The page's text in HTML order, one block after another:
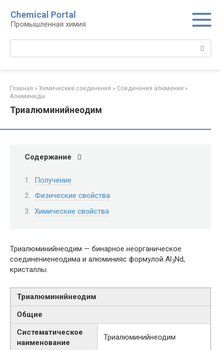
контенту
Chemical Portal
Промышленная химия
Главная » Химические соединения » Соединения алюминия‎ »
Алюминиды‎
Триалюминийнеодим
Содержание
Получение
Физические свойства
Химические свойства
Триалюминийнеодим — бинарное неорганическое
соединениенеодима и алюминияс формулой Al3Nd,
кристаллы.
Триалюминийнеодим
Общие
Систематическое
наименование
Триалюминийнеодим